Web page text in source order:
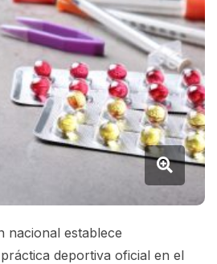
nacional establece
deportiva oficial en el